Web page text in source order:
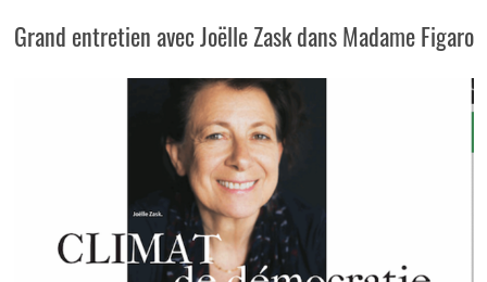
Grand entretien avec Joëlle Zask dans Madame Figaro